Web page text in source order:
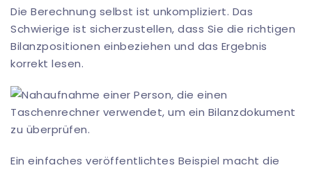
Die Berechnung selbst ist unkompliziert. Das
Schwierige ist sicherzustellen, dass Sie die richtigen
Bilanzpositionen einbeziehen und das Ergebnis
korrekt lesen.
Ein einfaches veröffentlichtes Beispiel macht die